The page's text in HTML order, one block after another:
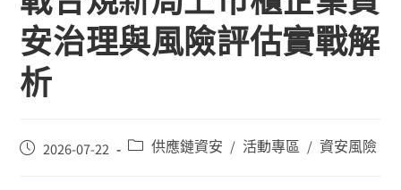
安治理與風險評估實戰解
析
2026-07-22 供應鏈資安 / 活動專區 / 資安風險